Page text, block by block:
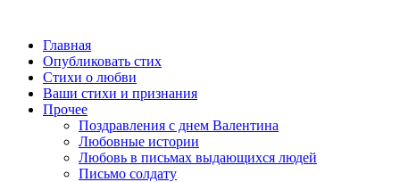
Главная
Опубликовать стих
Стихи о любви
Ваши стихи и признания
Прочее
Поздравления с днем Валентина
Любовные истории
Любовь в письмах выдающихся людей
Письмо солдату